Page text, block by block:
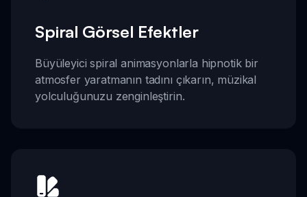
Spiral Görsel Efektler
Büyüleyici spiral animasyonlarla hipnotik bir
atmosfer yaratmanın tadını çıkarın, müzikal
yolculuğunuzu zenginleştirin.